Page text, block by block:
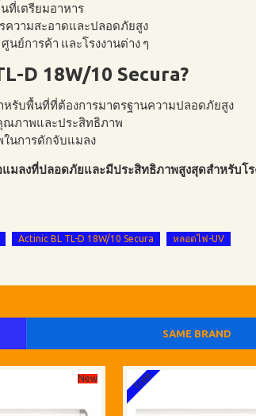
ที่เตรียมอาหาร
วามสะอาดและปลอดภัยสูง
นย์การค้า และโรงงานต่าง ๆ
D 18W/10 Secura?
หรับพื้นที่ที่ต้องการมาตรฐานความปลอดภัยสูง
ณภาพและประสิทธิภาพ
นการดักจับแมลง
ลงที่ปลอดภัยและมีประสิทธิภาพสูงสุดสำหรับโร
Actinic BL TL-D 18W/10 Secura หลอดไฟ-UV
SAME BRAND
New Free